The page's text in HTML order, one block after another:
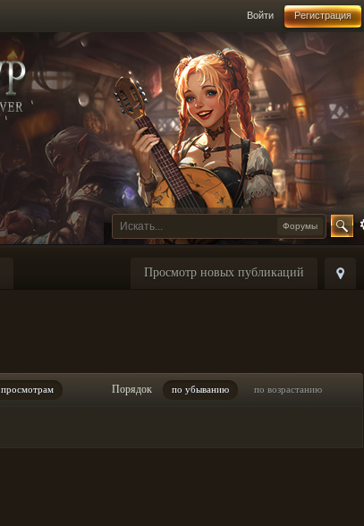
Войти Регистрация
Форумы
Просмотр новых публикаций
просмотрам Порядок по убыванию по возрастанию